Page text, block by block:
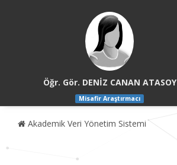
Öğr. Gör. DENİZ CANAN ATASOY
Misafir Araştırmacı
Akademik Veri Yönetim Sistemi